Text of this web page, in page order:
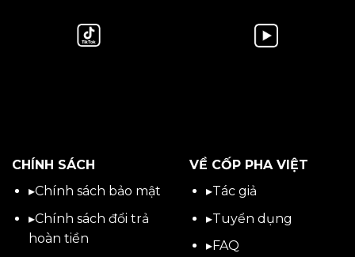
CHÍNH SÁCH
▸Chính sách bảo mật
▸Chính sách đổi trả
hoàn tiền
VỀ CỐP PHA VIỆT
▸Tác giả
▸Tuyển dụng
▸FAQ